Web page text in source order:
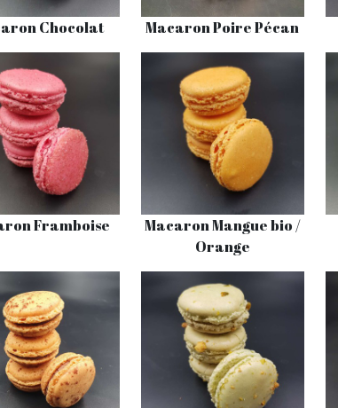
Chocolat Macaron Poire Pécan
Framboise
Macaron Mangue bio /
Orange